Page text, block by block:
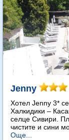
Jenny
Хотел Jenny 3*
Халкидики –
селце Сивири.
чистите и сини
Още...